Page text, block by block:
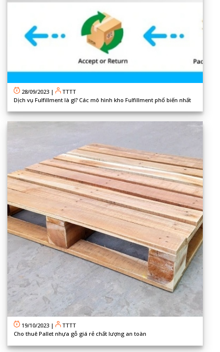
28/09/2023 |
TTTT
Dịch vụ Fulfillment là gì? Các mô hình kho Fulfillment phổ biến nhất
19/10/2023 |
TTTT
Cho thuê Pallet nhựa gỗ giá rẻ chất lượng an toàn